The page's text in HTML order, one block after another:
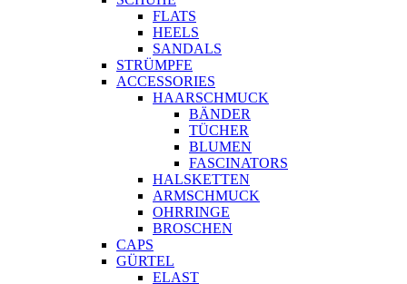
FLATS
HEELS
SANDALS
STRÜMPFE
ACCESSORIES
HAARSCHMUCK
BÄNDER
TÜCHER
BLUMEN
FASCINATORS
HALSKETTEN
ARMSCHMUCK
OHRRINGE
BROSCHEN
CAPS
GÜRTEL
ELAST